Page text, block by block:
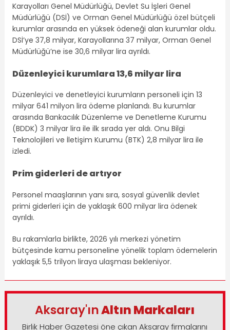
Karayolları Genel Müdürlüğü, Devlet Su İşleri Genel
Müdürlüğü (DSİ) ve Orman Genel Müdürlüğü özel bütçeli
kurumlar arasında en yüksek ödeneği alan kurumlar oldu.
DSİ’ye 37,8 milyar, Karayollarına 37 milyar, Orman Genel
Müdürlüğü’ne ise 30,6 milyar lira ayrıldı.
Düzenleyici kurumlara 13,6 milyar lira
Düzenleyici ve denetleyici kurumların personeli için 13
milyar 641 milyon lira ödeme planlandı. Bu kurumlar
arasında Bankacılık Düzenleme ve Denetleme Kurumu
(BDDK) 3 milyar lira ile ilk sırada yer aldı. Onu Bilgi
Teknolojileri ve İletişim Kurumu (BTK) 2,8 milyar lira ile
izledi.
Prim giderleri de artıyor
Personel maaşlarının yanı sıra, sosyal güvenlik devlet
primi giderleri için de yaklaşık 600 milyar lira ödenek
ayrıldı.
Bu rakamlarla birlikte, 2026 yılı merkezi yönetim
bütçesinde kamu personeline yönelik toplam ödemelerin
yaklaşık 5,5 trilyon liraya ulaşması bekleniyor.
Aksaray'ınAltın Markaları
Birlik Haber Gazetesi öne çıkan Aksaray firmalarını